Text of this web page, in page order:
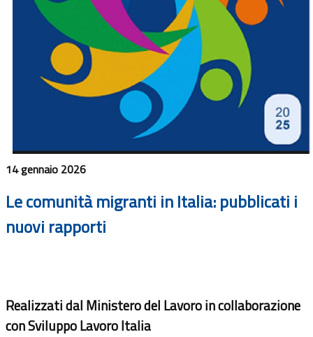
14 gennaio 2026
Le comunità migranti in Italia: pubblicati i
nuovi rapporti
Realizzati dal Ministero del Lavoro in collaborazione
con Sviluppo Lavoro Italia